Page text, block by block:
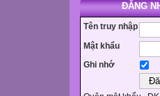
ĐĂNG
Tên truy nhập
Mật khẩu
Ghi nhớ